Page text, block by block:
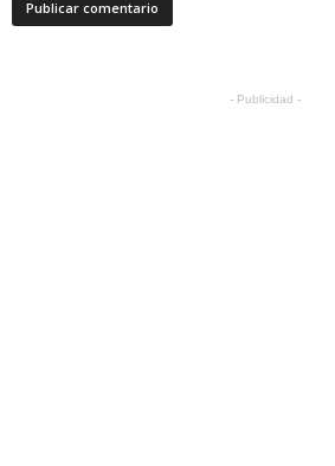
- Publicidad -